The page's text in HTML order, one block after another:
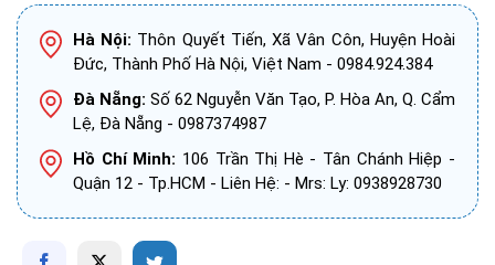
Hà Nội: Thôn Quyết Tiến, Xã Vân Côn, Huyện Hoài
Đức, Thành Phố Hà Nội, Việt Nam - 0984.924.384
Đà Nẵng: Số 62 Nguyễn Văn Tạo, P. Hòa An, Q. Cẩm
Lệ, Đà Nẵng - 0987374987
Hồ Chí Minh: 106 Trần Thị Hè - Tân Chánh Hiệp -
Quận 12 - Tp.HCM - Liên Hệ: - Mrs: Ly: 0938928730